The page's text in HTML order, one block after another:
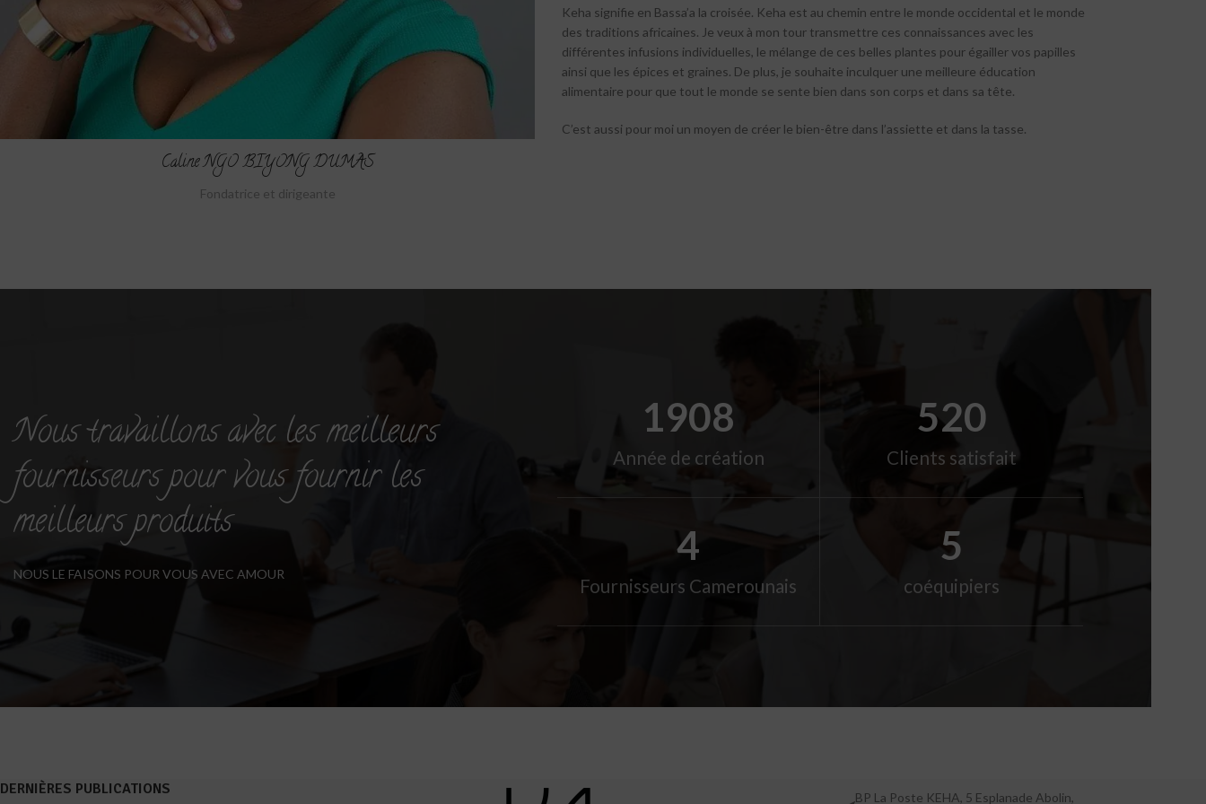
Caline NGO BIYONG DUMAS
Fondatrice et dirigeante
Keha signifie en Bassa’a la croisée. Keha est au chemin entre le monde occidental et le monde
des traditions africaines. Je veux à mon tour transmettre ces connaissances avec les
différentes infusions individuelles, le mélange de ces belles plantes pour égailler vos papilles
ainsi que les épices et graines. De plus, je souhaite inculquer une meilleure éducation
alimentaire pour que tout le monde se sente bien dans son corps et dans sa tête.
C’est aussi pour moi un moyen de créer le bien-être dans l’assiette et dans la tasse.
Nous travaillons avec les meilleurs
fournisseurs pour vous fournir les
meilleurs produits
NOUS LE FAISONS POUR VOUS AVEC AMOUR
2020
Année de création
550
Clients satisfait
4
Fournisseurs Camerounais
5
coéquipiers
DERNIÈRES PUBLICATIONS BP La Poste KEHA, 5 Esplanade Abolin,